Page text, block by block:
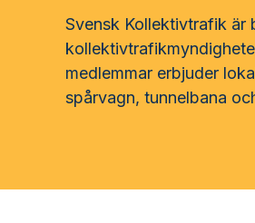
Svensk Kollektivtrafik är
medlemmar erbjuder
spårvagn, tunnelbana